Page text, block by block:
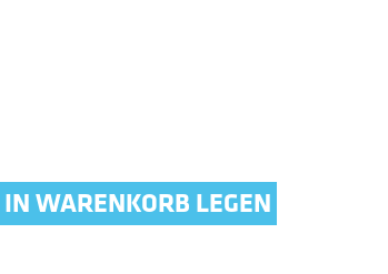
IN WARENKORB LEGEN